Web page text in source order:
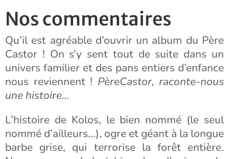
Nos commentaires
Qu’il est agréable d’ouvrir un album du Père
Castor ! On s’y sent tout de suite dans un
univers familier et des pans entiers d’enfance
nous reviennent ! PèreCastor, raconte-nous
une histoire…
L’histoire de Kolos, le bien nommé (le seul
nommé d’ailleurs…), ogre et géant à la longue
barbe grise, qui terrorise la forêt entière.